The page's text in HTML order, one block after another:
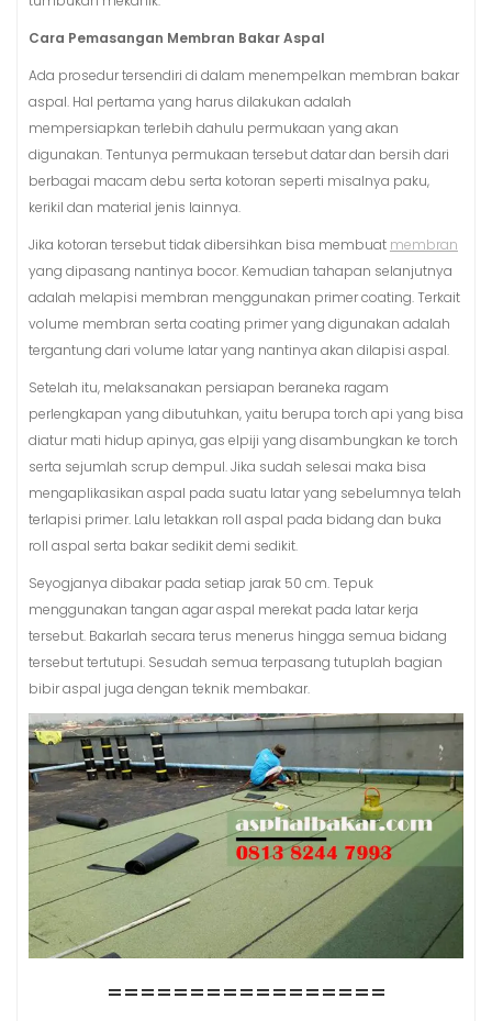
Cara Pemasangan Membran Bakar Aspal
Ada prosedur tersendiri di dalam menempelkan membran bakar
aspal. Hal pertama yang harus dilakukan adalah
mempersiapkan terlebih dahulu permukaan yang akan
digunakan. Tentunya permukaan tersebut datar dan bersih dari
berbagai macam debu serta kotoran seperti misalnya paku,
kerikil dan material jenis lainnya.
Jika kotoran tersebut tidak dibersihkan bisa membuat membran
yang dipasang nantinya bocor. Kemudian tahapan selanjutnya
adalah melapisi membran menggunakan primer coating. Terkait
volume membran serta coating primer yang digunakan adalah
tergantung dari volume latar yang nantinya akan dilapisi aspal.
Setelah itu, melaksanakan persiapan beraneka ragam
perlengkapan yang dibutuhkan, yaitu berupa torch api yang bisa
diatur mati hidup apinya, gas elpiji yang disambungkan ke torch
serta sejumlah scrup dempul. Jika sudah selesai maka bisa
mengaplikasikan aspal pada suatu latar yang sebelumnya telah
terlapisi primer. Lalu letakkan roll aspal pada bidang dan buka
roll aspal serta bakar sedikit demi sedikit.
Seyogjanya dibakar pada setiap jarak 50 cm. Tepuk
menggunakan tangan agar aspal merekat pada latar kerja
tersebut. Bakarlah secara terus menerus hingga semua bidang
tersebut tertutupi. Sesudah semua terpasang tutuplah bagian
bibir aspal juga dengan teknik membakar.
=================